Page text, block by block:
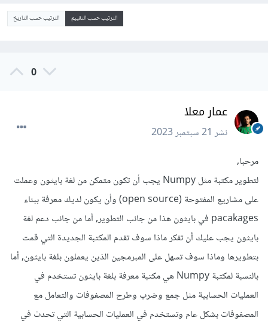
الترتيب حسب التقييم الترتيب حسب التاريخ
0
عمار معلا
نشر21 سبتمبر 2023
مرحبا,
لتطوير مكتبة مثل Numpy يجب أن تكون متمكن من لغة بايثون وعملت
على مشاريع المفتوحة (open source) وأن يكون لديك معرفة ببناء
pacakages في بايثون هذا من جانب التطوير, أما من جانب دعم لغة
بايثون يجب عليك أن تفكر ماذا سوف تقدم المكتبة الجديدة التي قمت
بتطويرها وماذا سوف تسهل على المبرمجين الذين يعملون بلغة بايثون, أما
بالنسبة لمكتبة Numpy هي مكتبة معرفة بلغة بايثون تستخدم في
العمليات الحسابية مثل جمع وضرب وطرح المصفوفات والتعامل مع
المصفوفات بشكل عام وتستخدم في العمليات الحسابية التي تحدث في